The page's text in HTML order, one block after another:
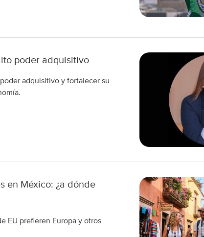
poder adquisitivo
adquisitivo y fortalecer su
en México: ¿a dónde
EU prefieren Europa y otros